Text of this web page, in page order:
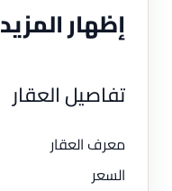
إظهار المزيد
تفاصيل العقار
معرف العقار
السعر